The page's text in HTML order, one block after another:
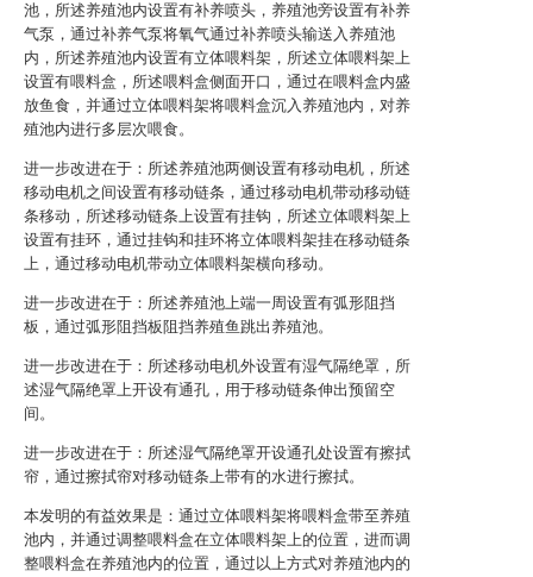
池，所述养殖池内设置有补养喷头，养殖池旁设置有补养
气泵，通过补养气泵将氧气通过补养喷头输送入养殖池
内，所述养殖池内设置有立体喂料架，所述立体喂料架上
设置有喂料盒，所述喂料盒侧面开口，通过在喂料盒内盛
放鱼食，并通过立体喂料架将喂料盒沉入养殖池内，对养
殖池内进行多层次喂食。
进一步改进在于：所述养殖池两侧设置有移动电机，所述
移动电机之间设置有移动链条，通过移动电机带动移动链
条移动，所述移动链条上设置有挂钩，所述立体喂料架上
设置有挂环，通过挂钩和挂环将立体喂料架挂在移动链条
上，通过移动电机带动立体喂料架横向移动。
进一步改进在于：所述养殖池上端一周设置有弧形阻挡
板，通过弧形阻挡板阻挡养殖鱼跳出养殖池。
进一步改进在于：所述移动电机外设置有湿气隔绝罩，所
述湿气隔绝罩上开设有通孔，用于移动链条伸出预留空
间。
进一步改进在于：所述湿气隔绝罩开设通孔处设置有擦拭
帘，通过擦拭帘对移动链条上带有的水进行擦拭。
本发明的有益效果是：通过立体喂料架将喂料盒带至养殖
池内，并通过调整喂料盒在立体喂料架上的位置，进而调
整喂料盒在养殖池内的位置，通过以上方式对养殖池内的